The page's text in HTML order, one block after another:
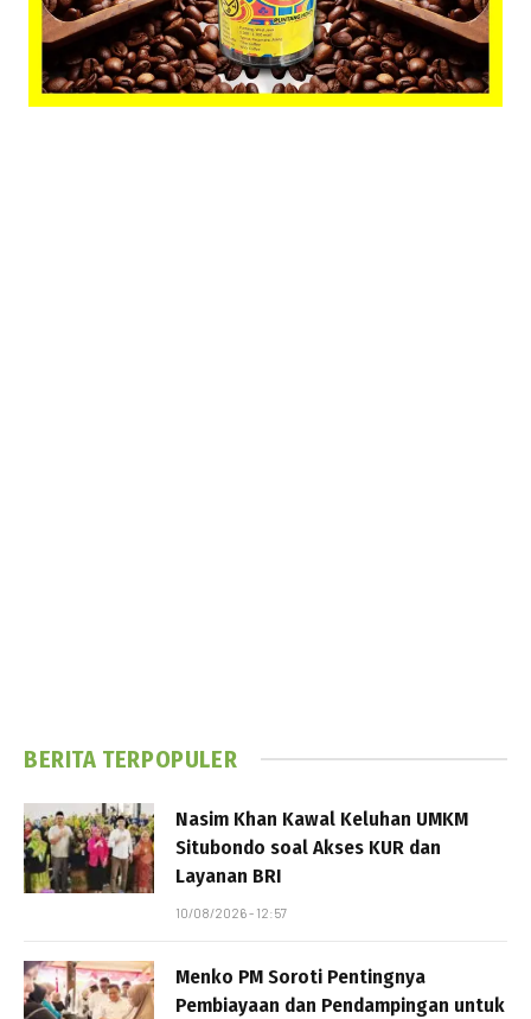
BERITA TERPOPULER
Nasim Khan Kawal Keluhan UMKM
Situbondo soal Akses KUR dan
Layanan BRI
10/08/2026 - 12:57
Menko PM Soroti Pentingnya
Pembiayaan dan Pendampingan untuk